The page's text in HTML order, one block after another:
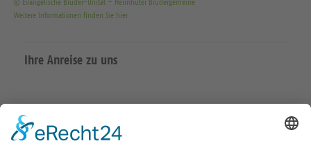
Weitere Informationen finden Sie hier
Ihre Anreise zu uns